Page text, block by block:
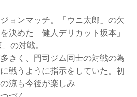
ョンマッチ。「ウニ太郎」の欠
決めた「健人デリカット坂本」
の対戦。
きく、門司ジム同士の対戦の為
戦うように指示をしていた。初
涼も今後が楽しみ